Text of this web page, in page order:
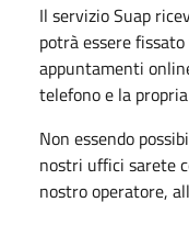
Il servizio Suap
potrà essere
appuntamenti
telefono e la
Non essendo
nostri uffici sarete
nostro operatore,